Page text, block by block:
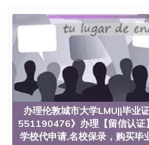
办理伦敦城市大学LMU||毕业
551190476》办理【留信认证
学校代申请,名校保录，购买毕